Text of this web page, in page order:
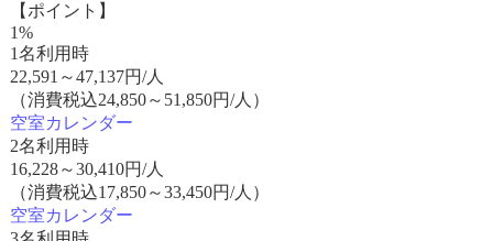
【ポイント】
1%
1名利用時
22,591 ～47,137円/人
（消費税込24,850～51,850円/人）
空室カレンダー
2名利用時
16,228～30,410円/人
（消費税込17,850～33,450円/人）
空室カレンダー